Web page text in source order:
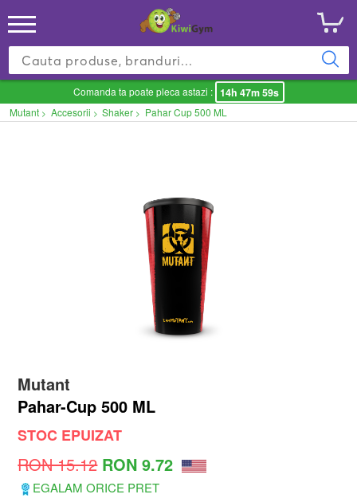
Comanda ta poate pleca astazi : 14h 47m 59s
Mutant > Accesorii > Shaker > Pahar Cup 500 ML
Mutant
Pahar-Cup 500 ML
STOC EPUIZAT
RON 15.12 RON 9.72
EGALAM ORICE PRET